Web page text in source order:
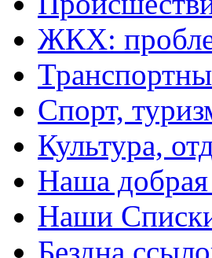
ЖКХ:
Спорт,
Культура,
Наша
Наши